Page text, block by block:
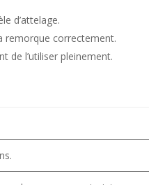
d’attelage.
remorque correctement.
de l’utiliser pleinement.